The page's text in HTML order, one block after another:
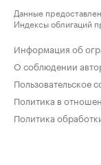
Данные
Индексы облигаций
Информация об
О соблюдении
Пользовательское
Политика в
Политика